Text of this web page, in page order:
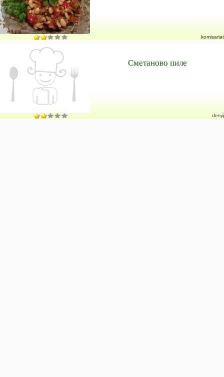
komisariat
Сметаново пиле
desyj